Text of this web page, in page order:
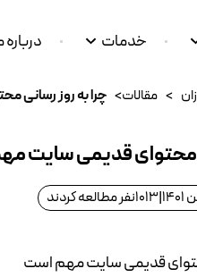
خدمات درباره
> مقالات> چرا به روز رسانی
محتوای قدیمی سایت
|
1013نفر مطالعه کردند
قدیمی سایت مهم است